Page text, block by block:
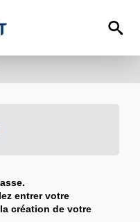
entrer votre
création de votre